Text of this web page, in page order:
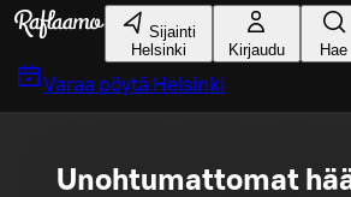
Siirry pääsisältöön
Sijainti
Helsinki
Kirjaudu Hae
Varaa pöytä Helsinki
Unohtumattomat